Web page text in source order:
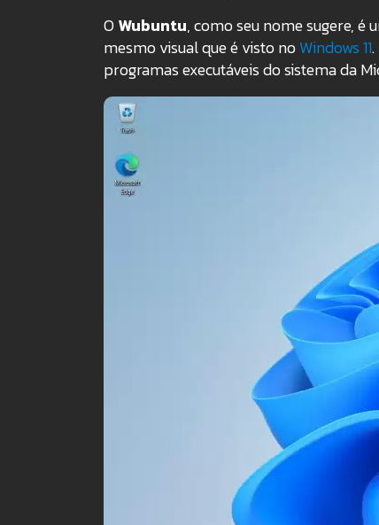
O Wubuntu, como seu nome sugere,
mesmo visual que é visto noWindows 11
programas executáveis do sistema da